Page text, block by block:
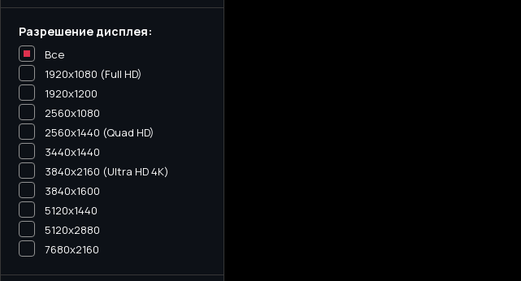
Разрешение дисплея:
Все
1920x1080 (Full HD)
1920x1200
2560x1080
2560x1440 (Quad HD)
3440х1440
3840x2160 (Ultra HD 4K)
3840x1600
5120x1440
5120х2880
7680x2160